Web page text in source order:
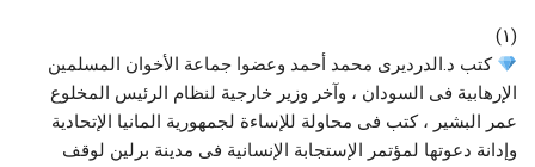
(١)
كتب د.الدرديرى محمد أحمد وعضوا جماعة الأخوان المسلمين
الإرهابية فى السودان ، وآخر وزير خارجية لنظام الرئيس المخلوع
عمر البشير ، كتب فى محاولة للإساءة لجمهورية المانيا الإتحادية
وإدانة دعوتها لمؤتمر الإستجابة الإنسانية فى مدينة برلين لوقف